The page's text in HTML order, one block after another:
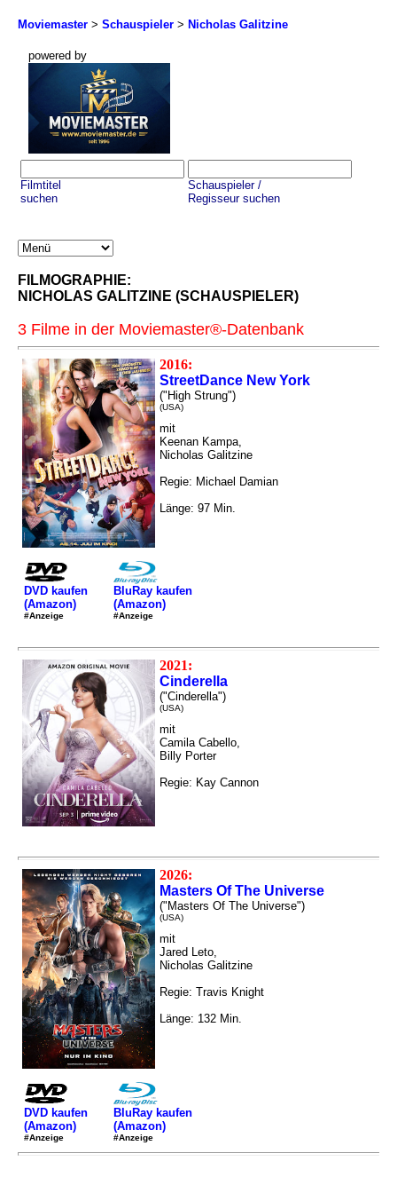
Moviemaster > Schauspieler > Nicholas Galitzine
powered by
Filmtitel
suchen
Schauspieler /
Regisseur suchen
FILMOGRAPHIE:
NICHOLAS GALITZINE (SCHAUSPIELER)
3 Filme in der Moviemaster®-Datenbank
2016:
StreetDance New York
("High Strung")
(USA)
mit
Keenan Kampa,
Nicholas Galitzine
Regie: Michael Damian
Länge: 97 Min.
DVD kaufen
(Amazon)
#Anzeige
BluRay kaufen
(Amazon)
#Anzeige
2021:
Cinderella
("Cinderella")
(USA)
mit
Camila Cabello,
Billy Porter
Regie: Kay Cannon
2026:
Masters Of The Universe
("Masters Of The Universe")
(USA)
mit
Jared Leto,
Nicholas Galitzine
Regie: Travis Knight
Länge: 132 Min.
DVD kaufen
(Amazon)
#Anzeige
BluRay kaufen
(Amazon)
#Anzeige